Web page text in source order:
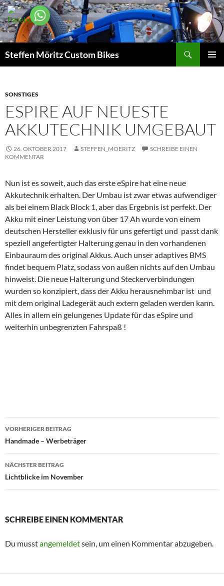
Steffen Möritz Custom Bikes
SONSTIGES
ESPIRE AUF NEUESTE
AKKUTECHNIK UMGEBAUT
26. OKTOBER 2017 STEFFEN_MOERITZ
SCHREIBE EINEN
KOMMENTAR
Nun ist es soweit, auch das erste eSpire hat eine neue
Akkutechnik erhalten. Der Umbau ist zwar etwas aufwendiger
als bei einem Black Block 1, aber das Ergebnis ist perfekt. Der
Akku mit einer Leistung von über 17 Ah wurde von einem
deutschen Hersteller exklusiv für uns gefertigt und passt dank
speziell angefertigter Halterung genau in den vorhandenen
Einbauraum des original Akkus. Auch unser adaptives BMS
findet bequem Platz, sodass von außen nichts auf den Umbau
hinweist. Die neue Halterung und Steckerverbindungen
wurden so konzipiert, dass der Akku herausnehmbar ist und
mit dem original Ladegerät auch extern geladen werden kann.
Alles in allem ein gelungenes Update für das eSpire und
weiterhin unbegrenzten Fahrspaß !
Beitragsnavigation
VORHERIGER BEITRAG
Handmade – Werbeträger
NÄCHSTER BEITRAG
Lichtblicke im November
SCHREIBE EINEN KOMMENTAR
Du musstangemeldetsein, um einen Kommentar abzugeben.